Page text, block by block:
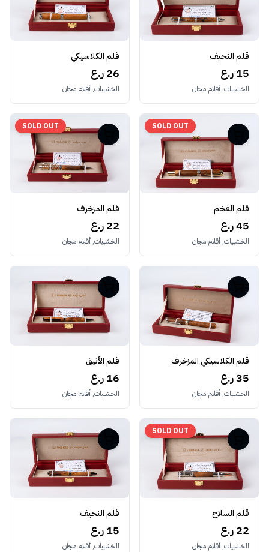
قلم النحيف
15 ر.ع
الخشبيات, أقلام مجان
قلم الكلاسيكي
26 ر.ع
الخشبيات, أقلام مجان
SOLD OUT
قلم الفخم
45 ر.ع
الخشبيات, أقلام مجان
SOLD OUT
قلم المزخرف
22 ر.ع
الخشبيات, أقلام مجان
قلم الكلاسيكي المزخرف
35 ر.ع
الخشبيات, أقلام مجان
قلم الأنيق
16 ر.ع
الخشبيات, أقلام مجان
SOLD OUT
قلم السلاح
22 ر.ع
الخشبيات, أقلام مجان
قلم النحيف
15 ر.ع
الخشبيات, أقلام مجان